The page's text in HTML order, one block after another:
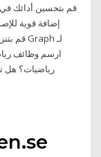
رياضيات؟ هل